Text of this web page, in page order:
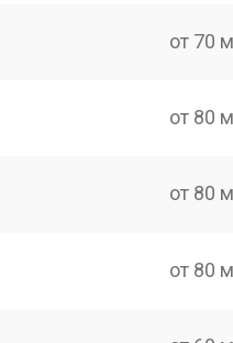
от 70
от 80
от 80
от 80